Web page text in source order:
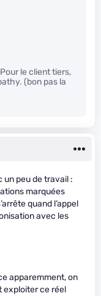
le client tiers,
(bon pas la
un peu de travail :
marquées
quand l’appel
avec les
apparemment, on
exploiter ce réel